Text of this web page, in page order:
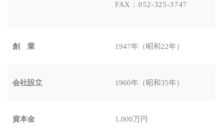
FAX：052-325-3747
創 業 1947年（昭和22年）
会社設立 1960年（昭和35年）
資本金 1,000万円